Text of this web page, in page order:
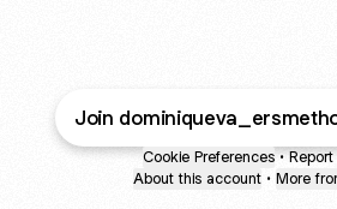
Join
Cookie Preferences • Report
About this account • More